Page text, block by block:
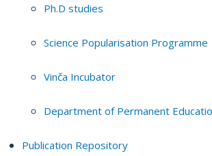
Ph.D studies
Science Popularisation Programme
Vinča Incubator
Department of Permanent
Publication Repository